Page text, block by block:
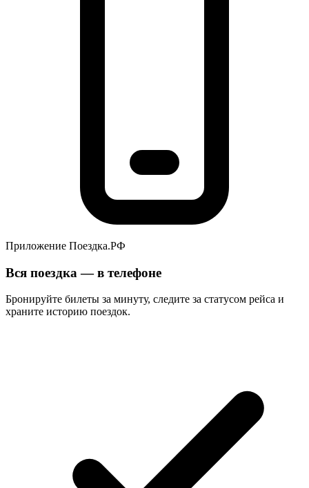
Приложение Поездка.РФ
Вся поездка — в телефоне
Бронируйте билеты за минуту, следите за статусом рейса и
храните историю поездок.